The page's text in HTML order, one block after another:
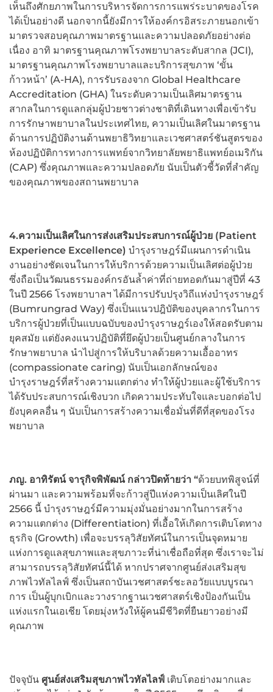
เห็นถึงศักยภาพในการบริหารจัดการการแพร่ระบาดของโรค
ได้เป็นอย่างดี นอกจากนี้ยังมีการให้องค์กรอิสระภายนอกเข้า
มาตรวจสอบคุณภาพมาตรฐานและความปลอดภัยอย่างต่อ
เนื่อง อาทิ มาตรฐานคุณภาพโรงพยาบาลระดับสากล (JCI),
มาตรฐานคุณภาพโรงพยาบาลและบริการสุขภาพ ‘ขั้น
ก้าวหน้า’ (A-HA), การรับรองจาก Global Healthcare
Accreditation (GHA) ในระดับความเป็นเลิศมาตรฐาน
สากลในการดูแลกลุ่มผู้ป่วยชาวต่างชาติที่เดินทางเพื่อเข้ารับ
การรักษาพยาบาลในประเทศไทย, ความเป็นเลิศในมาตรฐาน
ด้านการปฏิบัติงานด้านพยาธิวิทยาและเวชศาสตร์ชันสูตรของ
ห้องปฏิบัติการทางการแพทย์จากวิทยาลัยพยาธิแพทย์อเมริกัน
(CAP) ซึ่งคุณภาพและความปลอดภัย นับเป็นตัวชี้วัดที่สำคัญ
ของคุณภาพของสถานพยาบาล
4.ความเป็นเลิศในการส่งเสริมประสบการณ์ผู้ป่วย (Patient
Experience Excellence) บำรุงราษฎร์มีแผนการดำเนิน
งานอย่างชัดเจนในการให้บริการด้วยความเป็นเลิศต่อผู้ป่วย
ซึ่งถือเป็นวัฒนธรรมองค์กรอันล้ำค่าที่ถ่ายทอดกันมาสู่ปีที่ 43
ในปี 2566 โรงพยาบาลฯ ได้มีการปรับปรุงวิถีแห่งบำรุงราษฎร์
(Bumrungrad Way) ซึ่งเป็นแนวปฎิบัติของบุคลากรในการ
บริการผู้ป่วยที่เป็นแบบฉบับของบำรุงราษฎร์เองให้สอดรับตาม
ยุคสมัย แต่ยังคงแนวปฏิบัติที่ยึดผู้ป่วยเป็นศูนย์กลางในการ
รักษาพยาบาล นำไปสู่การให้บริบาลด้วยความเอื้ออาทร
(compassionate caring) นับเป็นเอกลักษณ์ของ
บำรุงราษฎร์ที่สร้างความแตกต่าง ทำให้ผู้ป่วยและผู้ใช้บริการ
ได้รับประสบการณ์เชิงบวก เกิดความประทับใจและบอกต่อไป
ยังบุคคลอื่น ๆ นับเป็นการสร้างความเชื่อมั่นที่ดีที่สุดของโรง
พยาบาล
ภญ. อาทิรัตน์ จารุกิจพิพัฒน์ กล่าวปิดท้ายว่า “ด้วยบทพิสูจน์ที่
ผ่านมา และความพร้อมที่จะก้าวสู่ปีแห่งความเป็นเลิศในปี
2566 นี้ บำรุงราษฎร์มีความมุ่งมั่นอย่างมากในการสร้าง
ความแตกต่าง (Differentiation) ที่เอื้อให้เกิดการเติบโตทาง
ธุรกิจ (Growth) เพื่อจะบรรลุวิสัยทัศน์ในการเป็นจุดหมาย
แห่งการดูแลสุขภาพและสุขภาวะที่น่าเชื่อถือที่สุด ซึ่งเราจะไม่
สามารถบรรลุวิสัยทัศน์นี้ได้ หากปราศจากศูนย์ส่งเสริมสุข
ภาพไวทัลไลฟ์ ซึ่งเป็นสถาบันเวชศาสตร์ชะลอวัยแบบบูรณา
การ เป็นผู้บุกเบิกและวางรากฐานเวชศาสตร์เชิงป้องกันเป็น
แห่งแรกในเอเชีย โดยมุ่งหวังให้ผู้คนมีชีวิตที่ยืนยาวอย่างมี
คุณภาพ
ปัจจุบัน ศูนย์ส่งเสริมสุขภาพไวทัลไลฟ์ เติบโตอย่างมากและ